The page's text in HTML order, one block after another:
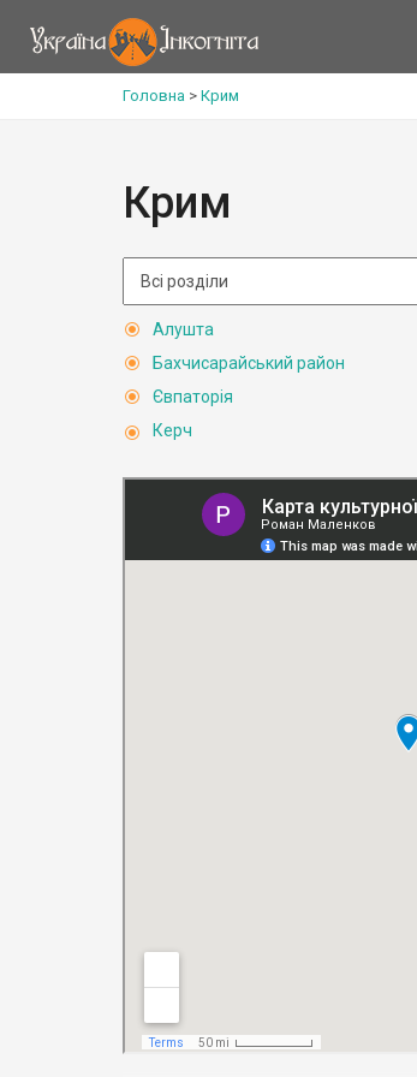
Головна > Крим
Крим
Алушта
Бахчисарайський район
Євпаторія
Керч